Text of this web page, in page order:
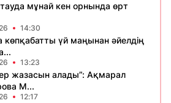
мұнай кен орнында өрт
14:30
көпқабатты үй маңынан әйелдің
13:23
жазасын алады”: Ақмарал
М...
12:17